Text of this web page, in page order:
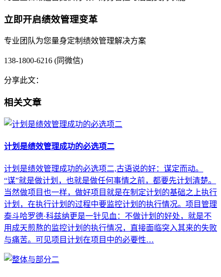
立即开启绩效管理变革
专业团队为您量身定制绩效管理解决方案
138-1800-6216 (同微信)
分享此文：
相关文章
计划是绩效管理成功的必选项二
计划是绩效管理成功的必选项二,古语说的好：谋定而动。
“谋”就是做计划，也就是做任何事情之前，都要先计划清楚。
当然做项目也一样，做好项目就是在制定计划的基础之上执行
计划，在执行计划的过程中要监控计划的执行情况。项目管理
泰斗哈罗德·科兹纳更是一针见血：不做计划的好处，就是不
用成天煎熬的监控计划的执行情况，直接面临突入其来的失败
与痛苦。可见项目计划在项目中的必要性…